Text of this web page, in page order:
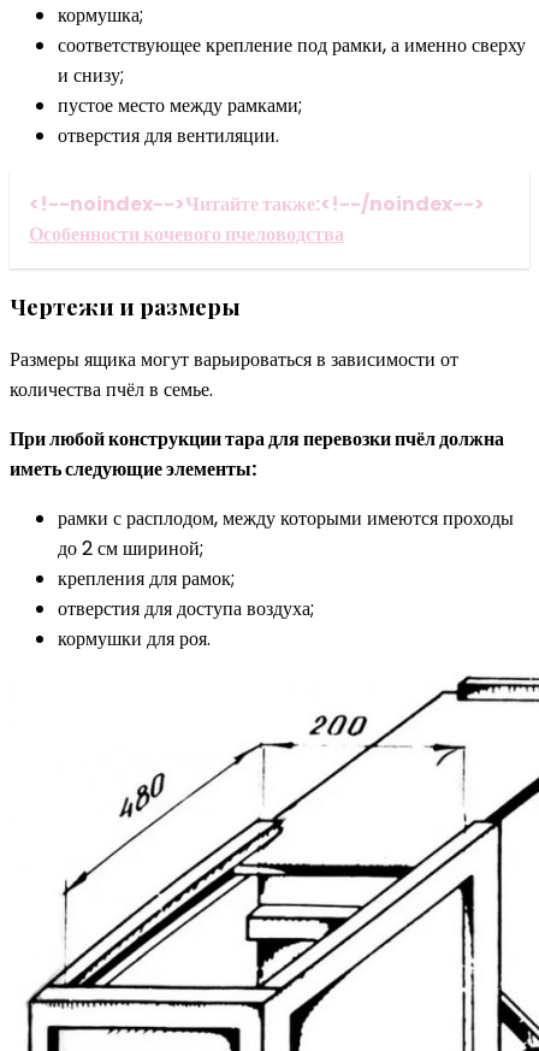
кормушка;
соответствующее крепление под рамки, а именно сверху
и снизу;
пустое место между рамками;
отверстия для вентиляции.
<!--noindex-->Читайте также:<!--/noindex-->
Особенности кочевого пчеловодства
Чертежи и размеры
Размеры ящика могут варьироваться в зависимости от
количества пчёл в семье.
При любой конструкции тара для перевозки пчёл должна
иметь следующие элементы:
рамки с расплодом, между которыми имеются проходы
до 2 см шириной;
крепления для рамок;
отверстия для доступа воздуха;
кормушки для роя.